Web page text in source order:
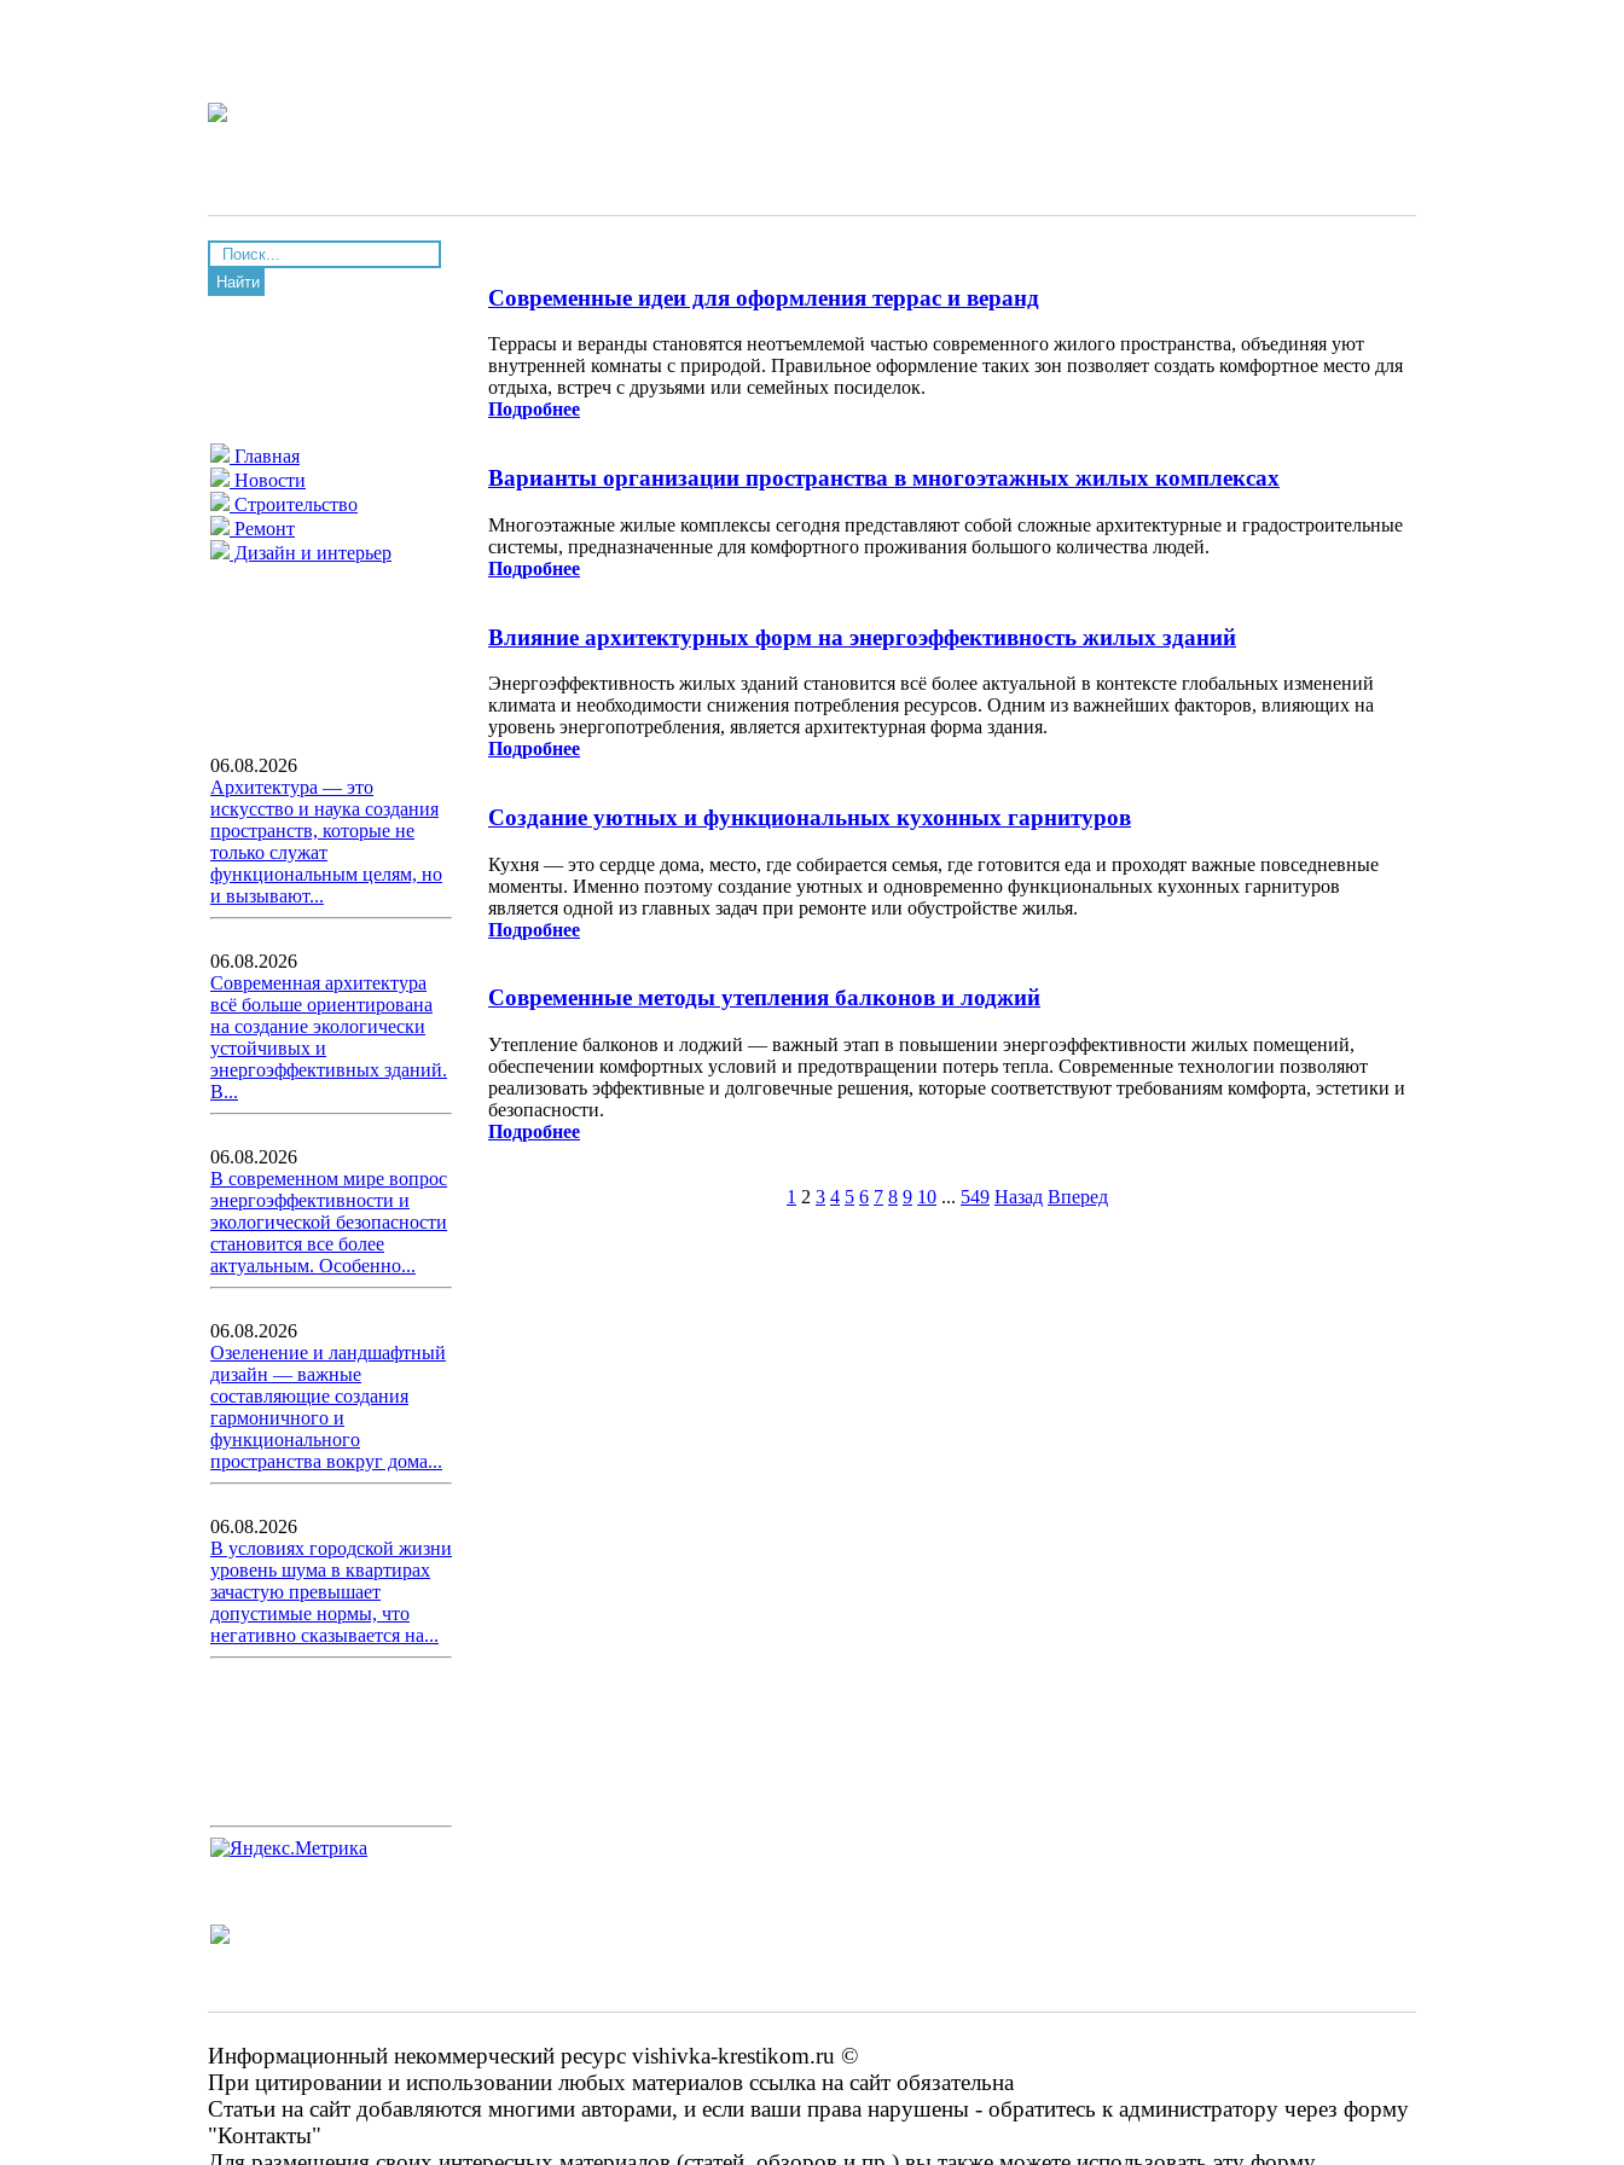
Найти
Главная
Новости
Строительство
Ремонт
Дизайн и интерьер
06.08.2026
Архитектура — это
искусство и наука создания
пространств, которые не
только служат
функциональным целям, но
и вызывают...
06.08.2026
Современная архитектура
всё больше ориентирована
на создание экологически
устойчивых и
энергоэффективных зданий.
В...
06.08.2026
В современном мире вопрос
энергоэффективности и
экологической безопасности
становится все более
актуальным. Особенно...
06.08.2026
Озеленение и ландшафтный
дизайн — важные
составляющие создания
гармоничного и
функционального
пространства вокруг дома...
06.08.2026
В условиях городской жизни
уровень шума в квартирах
зачастую превышает
допустимые нормы, что
негативно сказывается на...
Современные идеи для оформления террас и веранд
Террасы и веранды становятся неотъемлемой частью современного жилого пространства, объединяя уют
внутренней комнаты с природой. Правильное оформление таких зон позволяет создать комфортное место для
отдыха, встреч с друзьями или семейных посиделок.
Подробнее
Варианты организации пространства в многоэтажных жилых комплексах
Многоэтажные жилые комплексы сегодня представляют собой сложные архитектурные и градостроительные
системы, предназначенные для комфортного проживания большого количества людей.
Подробнее
Влияние архитектурных форм на энергоэффективность жилых зданий
Энергоэффективность жилых зданий становится всё более актуальной в контексте глобальных изменений
климата и необходимости снижения потребления ресурсов. Одним из важнейших факторов, влияющих на
уровень энергопотребления, является архитектурная форма здания.
Подробнее
Создание уютных и функциональных кухонных гарнитуров
Кухня — это сердце дома, место, где собирается семья, где готовится еда и проходят важные повседневные
моменты. Именно поэтому создание уютных и одновременно функциональных кухонных гарнитуров
является одной из главных задач при ремонте или обустройстве жилья.
Подробнее
Современные методы утепления балконов и лоджий
Утепление балконов и лоджий — важный этап в повышении энергоэффективности жилых помещений,
обеспечении комфортных условий и предотвращении потерь тепла. Современные технологии позволяют
реализовать эффективные и долговечные решения, которые соответствуют требованиям комфорта, эстетики и
безопасности.
Подробнее
1 2 3 4 5 6 7 8 9 10 ... 549 Назад Вперед
Информационный некоммерческий ресурс vishivka-krestikom.ru ©
При цитировании и использовании любых материалов ссылка на сайт обязательна
Статьи на сайт добавляются многими авторами, и если ваши права нарушены - обратитесь к администратору через форму
"Контакты"